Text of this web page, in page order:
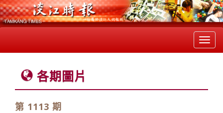
各期圖片
第 1113 期